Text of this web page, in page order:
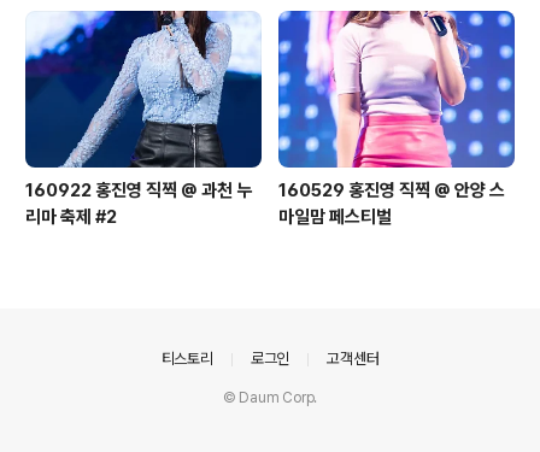
160922 홍진영 직찍 @ 과천 누
리마 축제 #2
160529 홍진영 직찍 @ 안양 스
마일맘 페스티벌
티스토리 로그인 고객센터
© Daum Corp.